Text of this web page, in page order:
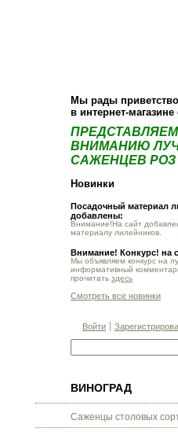
Мы рады
в интернет-
ВНИМАНИЮ
САЖЕНЦЕВ РОЗ
Новинки
Посадочный материал
добавлены:
Внимание!На сайт
материалу лилейников.
Внимание! Конкурс! на
Мы объявляем конкурс на
информативный
прочитать здесь
Смотреть все новинки
Войти
ВИНОГРАД
Саженцы столовых